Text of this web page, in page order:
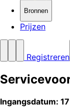
Bronnen
Prijzen
Registreren
Ingangsdatum: